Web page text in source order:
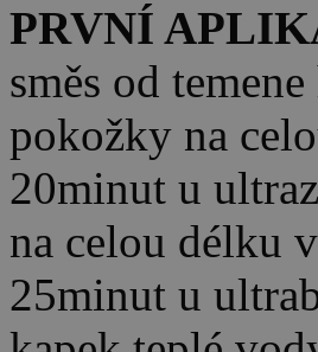
PRVNÍ
směs od
pokožky na
20minut u
na celou délku
25minut u